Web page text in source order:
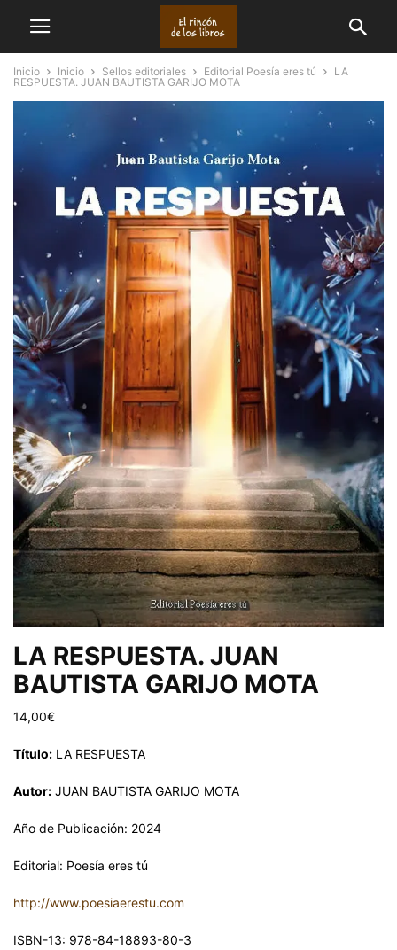
Inicio Inicio Sellos editoriales Editorial Poesía eres tú
LA
RESPUESTA. JUAN BAUTISTA GARIJO MOTA
LA RESPUESTA. JUAN
BAUTISTA GARIJO MOTA
14,00€
Título: LA RESPUESTA
Autor: JUAN BAUTISTA GARIJO MOTA
Año de Publicación: 2024
Editorial: Poesía eres tú
http://www.poesiaerestu.com
ISBN-13: 978-84-18893-80-3